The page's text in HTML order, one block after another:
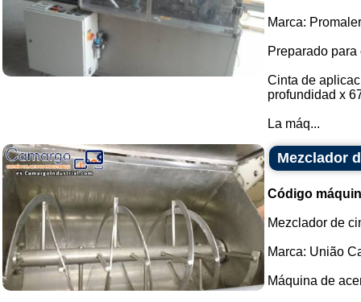
Marca:
Preparado
Cinta de
profundidad x
La máq...
Mezclador
Código
Mezclador de
Marca: União
Máquina de